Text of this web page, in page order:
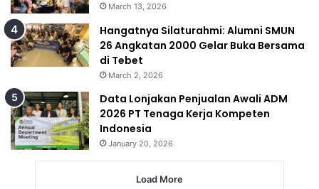
March 13, 2026
Hangatnya Silaturahmi: Alumni SMUN
26 Angkatan 2000 Gelar Buka Bersama
di Tebet
March 2, 2026
Data Lonjakan Penjualan Awali ADM
2026 PT Tenaga Kerja Kompeten
Indonesia
January 20, 2026
Load More